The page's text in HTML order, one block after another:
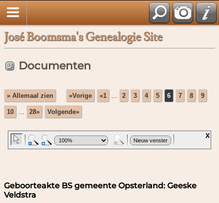
José Boomsma's Genealogie Site
Documenten
» Allemaal zien «Vorige «1 ... 2 3 4 5 6 7 8 9
10 ... 28» Volgende»
Geboorteakte BS gemeente Opsterland: Geeske
Veldstra